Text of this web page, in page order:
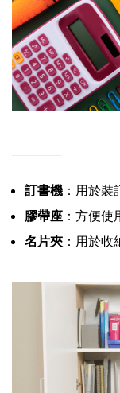
訂書機 ：用於裝
膠帶座 ：方便使
名片夾 ：用於收